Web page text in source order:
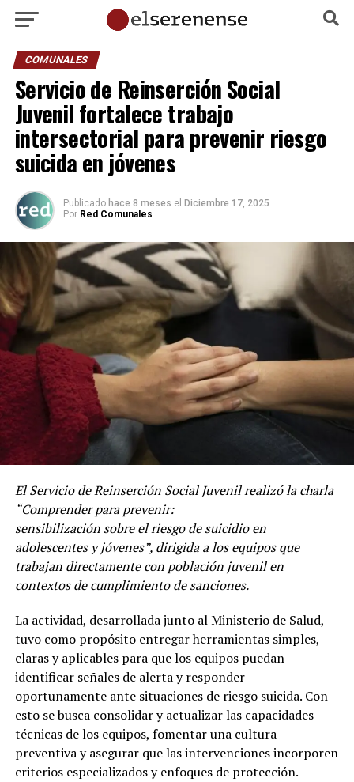
COMUNALES
Servicio de Reinserción Social
Juvenil fortalece trabajo
intersectorial para prevenir riesgo
suicida en jóvenes
Publicado hace 8 meses el Diciembre 17, 2025
Por Red Comunales
El Servicio de Reinserción Social Juvenil realizó la charla
“Comprender para prevenir:
sensibilización sobre el riesgo de suicidio en
adolescentes y jóvenes”, dirigida a los equipos que
trabajan directamente con población juvenil en
contextos de cumplimiento de sanciones.
La actividad, desarrollada junto al Ministerio de Salud,
tuvo como propósito entregar herramientas simples,
claras y aplicables para que los equipos puedan
identificar señales de alerta y responder
oportunamente ante situaciones de riesgo suicida. Con
esto se busca consolidar y actualizar las capacidades
técnicas de los equipos, fomentar una cultura
preventiva y asegurar que las intervenciones incorporen
criterios especializados y enfoques de protección.